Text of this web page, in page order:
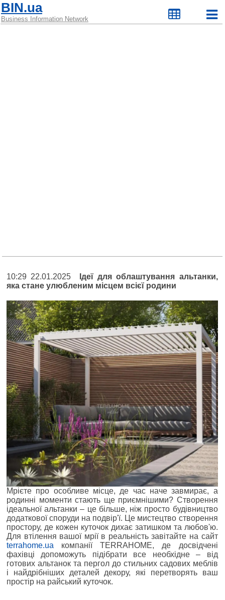
BIN.ua
Business Information Network
10:29 22.01.2025
Ідеї для облаштування альтанки,
яка стане улюбленим місцем всієї родини
Мрієте про особливе місце, де час наче завмирає, а
родинні моменти стають ще приємнішими? Створення
ідеальної альтанки – це більше, ніж просто будівництво
додаткової споруди на подвір'ї. Це мистецтво створення
простору, де кожен куточок дихає затишком та любов'ю.
Для втілення вашої мрії в реальність завітайте на сайт
terrahome.ua компанії TERRAHOME, де досвідчені
фахівці допоможуть підібрати все необхідне – від
готових альтанок та пергол до стильних садових меблів
і найдрібніших деталей декору, які перетворять ваш
простір на райський куточок.